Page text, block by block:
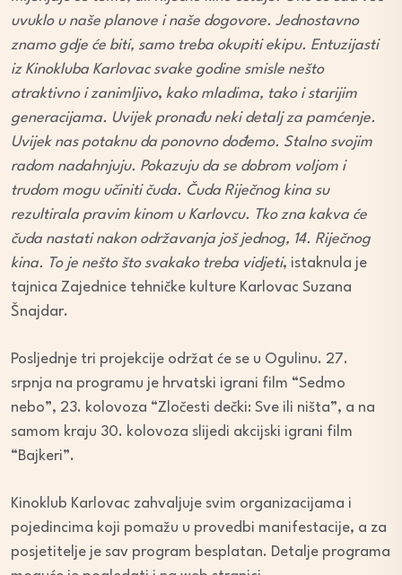
uvuklo u naše planove i naše dogovore. Jednostavno
znamo gdje će biti, samo treba okupiti ekipu. Entuzijasti
iz Kinokluba Karlovac svake godine smisle nešto
atraktivno i zanimljivo, kako mladima, tako i starijim
generacijama. Uvijek pronađu neki detalj za pamćenje.
Uvijek nas potaknu da ponovno dođemo. Stalno svojim
radom nadahnjuju. Pokazuju da se dobrom voljom i
trudom mogu učiniti čuda. Čuda Riječnog kina su
rezultirala pravim kinom u Karlovcu. Tko zna kakva će
čuda nastati nakon održavanja još jednog, 14. Riječnog
kina. To je nešto što svakako treba vidjeti, istaknula je
tajnica Zajednice tehničke kulture Karlovac Suzana
Šnajdar.
Posljednje tri projekcije održat će se u Ogulinu. 27.
srpnja na programu je hrvatski igrani film “Sedmo
nebo”, 23. kolovoza “Zločesti dečki: Sve ili ništa”, a na
samom kraju 30. kolovoza slijedi akcijski igrani film
“Bajkeri”.
Kinoklub Karlovac zahvaljuje svim organizacijama i
pojedincima koji pomažu u provedbi manifestacije, a za
posjetitelje je sav program besplatan. Detalje programa